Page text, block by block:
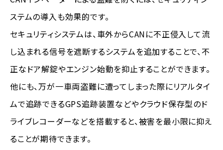
ステムの導入も効果的です。
セキュリティシステムは、車外からCANに不正侵入して流
し込まれる信号を遮断するシステムを追加することで、不
正なドア解錠やエンジン始動を抑止することができます。
他にも、万が一車両盗難に遭ってしまった際にリアルタイ
ムで追跡できるGPS追跡装置などやクラウド保存型のド
ライブレコーダーなどを搭載すると、被害を最小限に抑え
ることが期待できます。